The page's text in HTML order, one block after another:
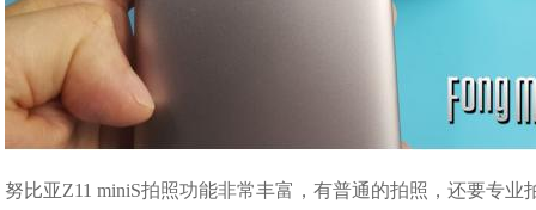
努比亚Z11 miniS拍照功能非常丰富，有普通的拍照，还要专